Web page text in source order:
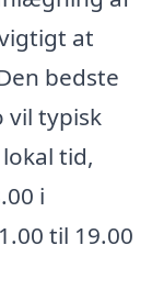
at
bedste
vil typisk
tid,
i
til 19.00